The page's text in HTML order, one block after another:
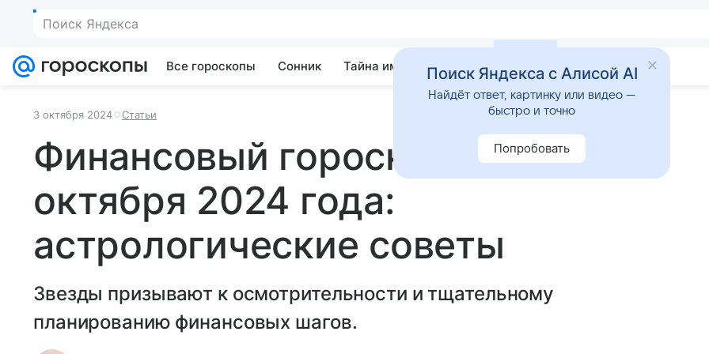
Поиск Яндекса
Все гороскопы Сонник Тайна имени Гадания Приметы
3 октября 2024 Статьи
Финансовый гороскоп на 4
октября 2024 года:
астрологические советы
Звезды призывают к осмотрительности и тщательному
планированию финансовых шагов.
Поиск Яндекса с Алисой AI
Найдёт ответ, картинку или видео —
быстро и точно
Попробовать